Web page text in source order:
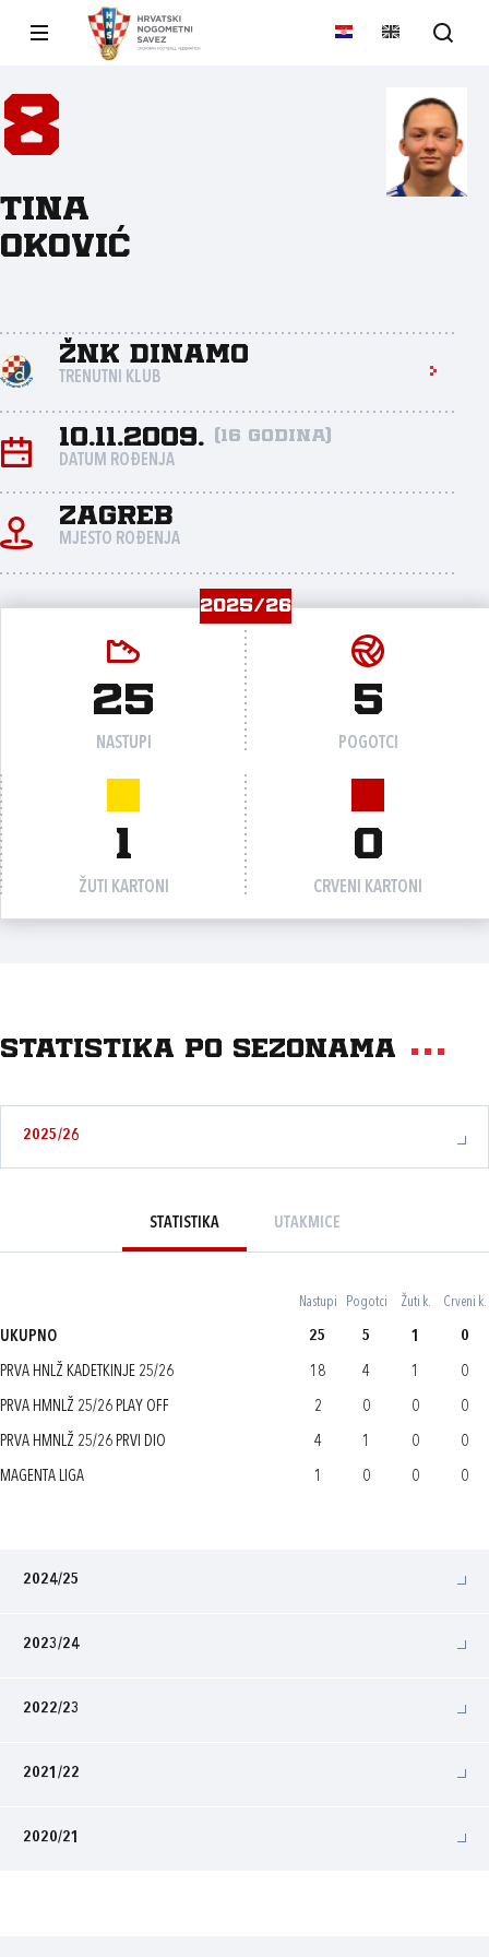
8
Tina
Oković
ŽNK Dinamo
TRENUTNI KLUB
10.11.2009. (16 godina)
DATUM ROĐENJA
Zagreb
MJESTO ROĐENJA
2025/26
25
NASTUPI
5
POGOTCI
1
ŽUTI KARTONI
0
CRVENI KARTONI
Statistika po sezonama
2025/26
STATISTIKA UTAKMICE
Nastupi Pogotci Žuti k. Crveni k.
UKUPNO 25 5 1 0
PRVA HNLŽ KADETKINJE 25/26 18 4 1 0
PRVA HMNLŽ 25/26 PLAY OFF 2 0 0 0
PRVA HMNLŽ 25/26 PRVI DIO 4 1 0 0
MAGENTA LIGA 1 0 0 0
2024/25
2023/24
2022/23
2021/22
2020/21